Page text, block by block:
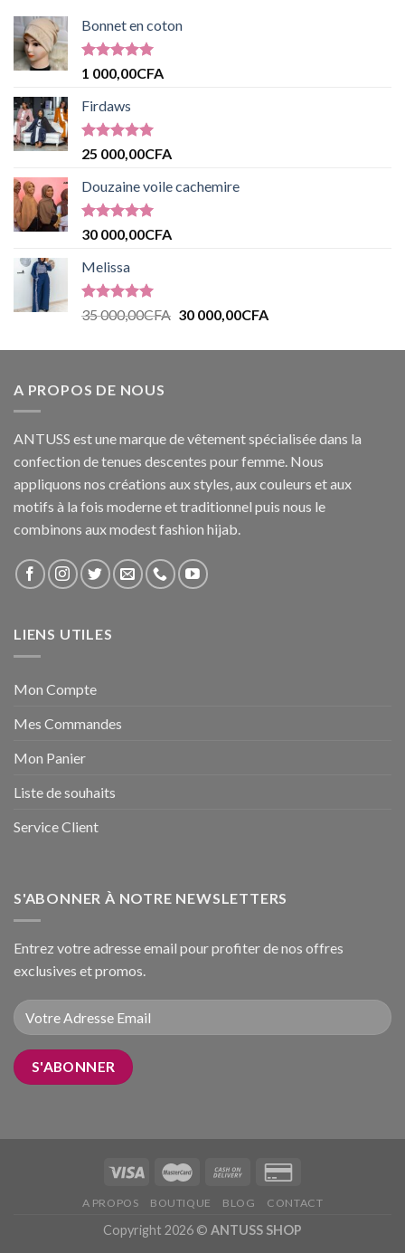
Bonnet en coton
Note 5.00
1 000,00CFA
Firdaws
Note5.00
25 000,00CFA
Douzaine voile cachemire
Note5.00
30 000,00CFA
Melissa
Note5.00
35 000,00CFA 30 000,00CFA
A PROPOS DE NOUS
ANTUSS est une marque de vêtement spécialisée dans la
confection de tenues descentes pour femme. Nous
appliquons nos créations aux styles, aux couleurs et aux
motifs à la fois moderne et traditionnel puis nous le
combinons aux modest fashion hijab.
LIENS UTILES
Mon Compte
Mes Commandes
Mon Panier
Liste de souhaits
Service Client
S'ABONNER À NOTRE NEWSLETTERS
Entrez votre adresse email pour profiter de nos offres
exclusives et promos.
A PROPOS BOUTIQUE BLOG CONTACT
Copyright 2026 © ANTUSS SHOP